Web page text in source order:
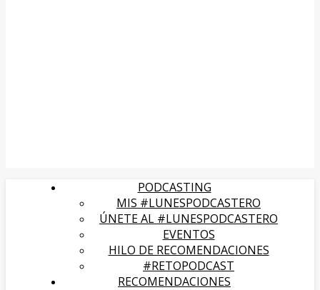
PODCASTING
MIS #LUNESPODCASTERO
ÚNETE AL #LUNESPODCASTERO
EVENTOS
HILO DE RECOMENDACIONES
#RETOPODCAST
RECOMENDACIONES